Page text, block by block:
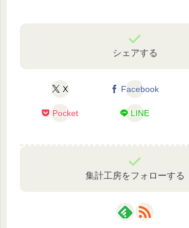
シェアする
X Facebook
Pocket LINE
集計工房をフォローする